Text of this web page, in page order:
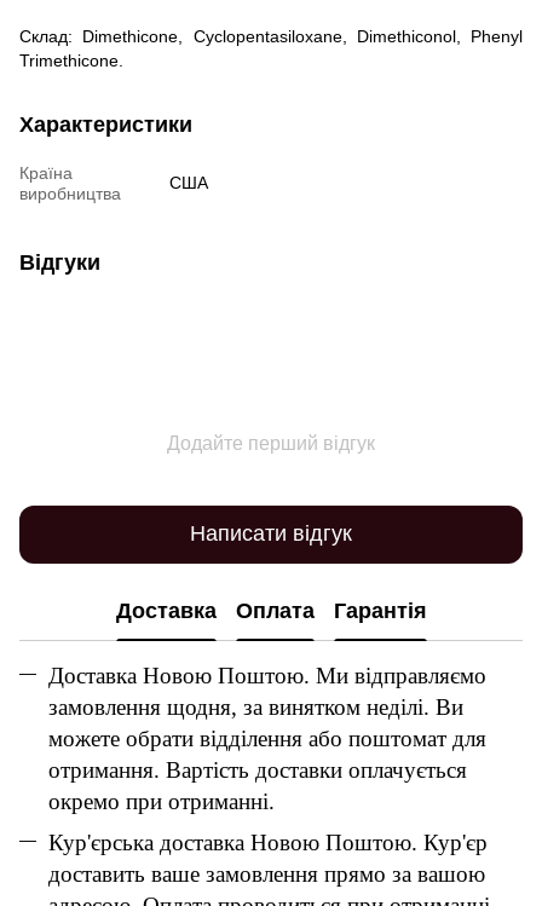
Склад: Dimethicone, Cyclopentasiloxane, Dimethiconol, Phenyl
Trimethicone.
Характеристики
Країна
виробництва
США
Відгуки
Додайте перший відгук
Написати відгук
Доставка Оплата Гарантія
Доставка Новою Поштою. Ми відправляємо
замовлення щодня, за винятком неділі. Ви
можете обрати відділення або поштомат для
отримання. Вартість доставки оплачується
окремо при отриманні.
Кур'єрська доставка Новою Поштою. Кур'єр
доставить ваше замовлення прямо за вашою